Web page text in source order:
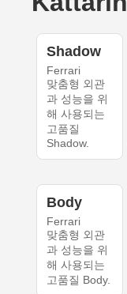
Shadow
Ferrari
맞춤형 외관
과 성능을 위
해 사용되는
고품질
Shadow.
Body
Ferrari
맞춤형 외관
과 성능을 위
해 사용되는
고품질 Body.